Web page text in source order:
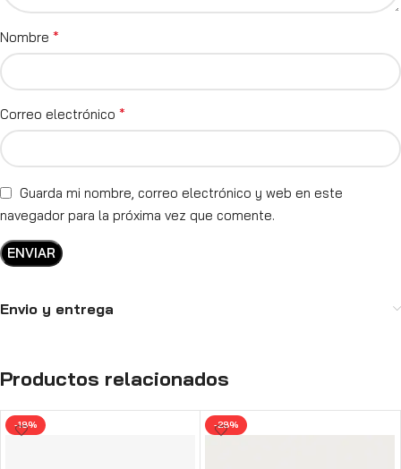
Nombre *
Correo electrónico *
Guarda mi nombre, correo electrónico y web en este
navegador para la próxima vez que comente.
Envio y entrega
Productos relacionados
-18% -28%